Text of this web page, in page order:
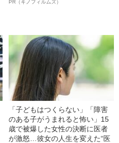
PR（キノフィルムズ）
「子どもはつくらない」「障害
のある子がうまれると怖い」15
歳で被爆した女性の決断に医者
が激怒…彼女の人生を変えた“医